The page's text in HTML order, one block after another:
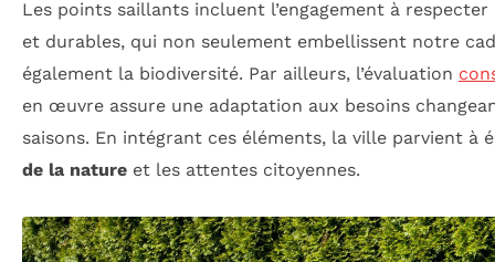
Les points saillants incluent l’engagement à
et durables, qui non seulement embellissent notre
également la biodiversité. Par ailleurs, l’évaluation
en œuvre assure une adaptation aux besoins
saisons. En intégrant ces éléments, la ville parvient à
de la nature et les attentes citoyennes.